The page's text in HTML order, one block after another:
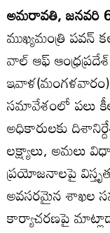
అమరావతి, జనవరి 6
ముఖ్యమంత్రి పవన్
వాల్ ఆఫ్
సమావేశంలో పలు
అధికారులకు
లక్ష్యాలు, అమలు
ప్రయోజనాలపై
అవసరమైన శాఖల
కార్యాచరణపై